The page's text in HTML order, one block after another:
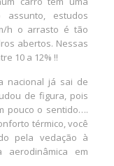
estudos
h o arrasto é tão
abertos. Nessas
10 a 12% !!
nacional já sai de
de figura, pois
pouco o sentido….
térmico, você
pela vedação à
em